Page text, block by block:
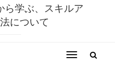
ら学ぶ、スキルア
について
ナ